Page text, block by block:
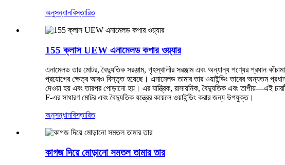
অনুসন্ধানবিস্তারিত
155 ক্লাস UEW এনামেলড কপার ওয়্যার
এনামেলড তার মোটর, বৈদ্যুতিক সরঞ্জাম, গৃহস্থালীর সরঞ্জাম এবং অন্যান্য পণ্যের প্রধান
প্রয়োগের ক্ষেত্র আরও বিস্তৃত হয়েছে। এনামেলড তামার তার ওয়াইন্ডিং তারের অন্যতম
দেওয়া হয় এবং তারপর পোড়ানো হয়। এর যান্ত্রিক, রাসায়নিক, বৈদ্যুতিক এবং তাপীয়—এই
F-এর সাধারণ মোটর এবং বৈদ্যুতিক যন্ত্রের কয়েলে ওয়াইন্ডিং করার জন্য উপযুক্ত।
অনুসন্ধানবিস্তারিত
কাগজ দিয়ে মোড়ানো সমতল তামার তার